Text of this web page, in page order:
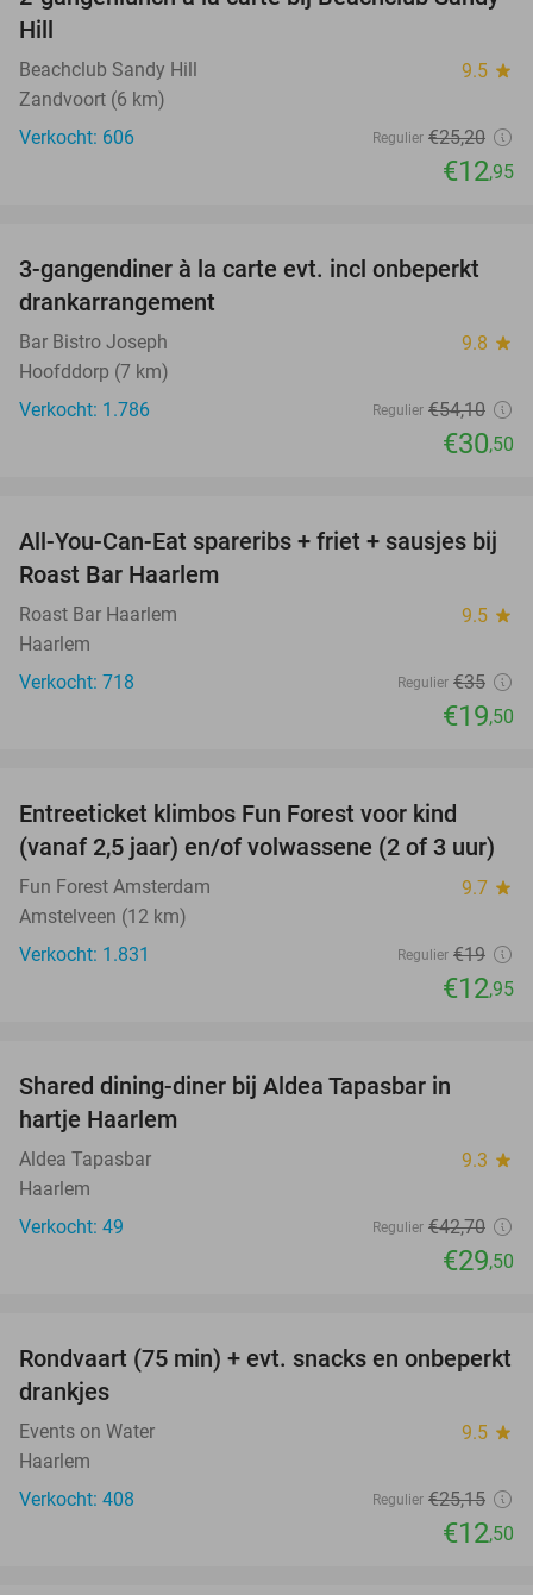
Hill
Beachclub Sandy Hill 9.5 star
Zandvoort (6 km)
Verkocht: 606
Regulier €25,20
€12,95
44%
3-gangendiner à la carte evt. incl onbeperkt
drankarrangement
Bar Bistro Joseph 9.8 star
Hoofddorp (7 km)
Verkocht: 1.786
Regulier €54,10
€30,50
44%
All-You-Can-Eat spareribs + friet + sausjes bij
Roast Bar Haarlem
Roast Bar Haarlem 9.5 star
Haarlem
Verkocht: 718
Regulier €35
€19,50
Entreeticket klimbos Fun Forest voor kind
(vanaf 2,5 jaar) en/of volwassene (2 of 3 uur)
Fun Forest Amsterdam 9.7 star
Amstelveen (12 km)
Verkocht: 1.831
Regulier €19
€12,95
Shared dining-diner bij Aldea Tapasbar in
hartje Haarlem
Aldea Tapasbar 9.3 star
Haarlem
Verkocht: 49
Regulier €42,70
€29,50
50%
Rondvaart (75 min) + evt. snacks en onbeperkt
drankjes
Events on Water 9.5 star
Haarlem
Verkocht: 408
Regulier €25,15
€12,50